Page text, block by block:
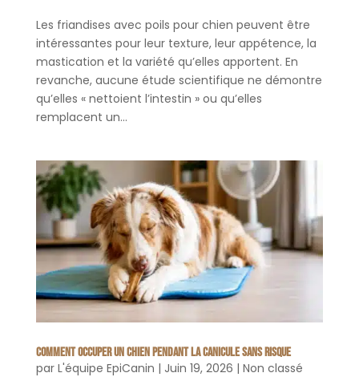
Les friandises avec poils pour chien peuvent être
intéressantes pour leur texture, leur appétence, la
mastication et la variété qu’elles apportent. En
revanche, aucune étude scientifique ne démontre
qu’elles « nettoient l’intestin » ou qu’elles
remplacent un...
Comment occuper un chien pendant la canicule sans risque
par L'équipe EpiCanin | Juin 19, 2026 | Non classé